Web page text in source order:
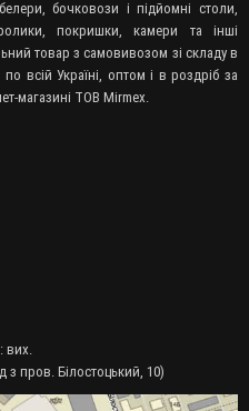
бочковози і підйомні столи,
покришки, камери та інші
товар з самовивозом зі складу в
всій Україні, оптом і в роздріб за
магазині ТОВ Mirmex.
вих.
з пров. Білостоцький, 10)